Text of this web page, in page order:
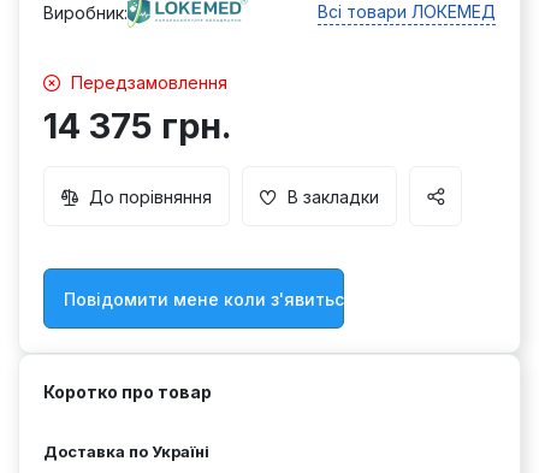
Виробник: Всі товари ЛОКЕМЕД
Передзамовлення
14 375 грн.
До порівняння В закладки
Повідомити мене коли з'явиться товар
Коротко про товар
Доставка по Україні